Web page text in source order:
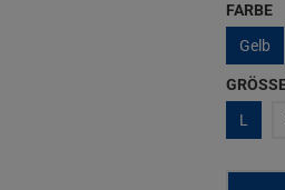
FARBE
Gelb
GRÖSSE
L